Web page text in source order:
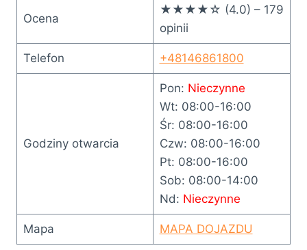
Ocena
★★★★☆ (4.0) – 179
opinii
Telefon +48146861800
Godziny otwarcia
Pon: Nieczynne
Wt: 08:00-16:00
Śr: 08:00-16:00
Czw: 08:00-16:00
Pt: 08:00-16:00
Sob: 08:00-14:00
Nd: Nieczynne
Mapa MAPA DOJAZDU